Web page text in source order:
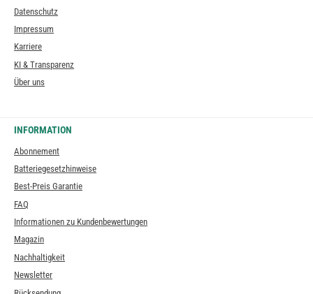
Datenschutz
Impressum
Karriere
KI & Transparenz
Über uns
INFORMATION
Abonnement
Batteriegesetzhinweise
Best-Preis Garantie
FAQ
Informationen zu Kundenbewertungen
Magazin
Nachhaltigkeit
Newsletter